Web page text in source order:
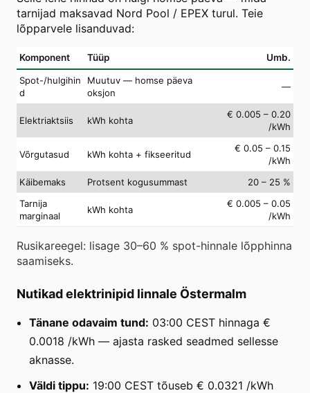
tarnijad maksavad Nord Pool / EPEX turul. Teie
lõpparvele lisanduvad:
Komponent Tüüp Umb.
Spot-/hulgihin
d
Muutuv — homse päeva
oksjon
—
Elektriaktsiis kWh kohta
€ 0.005 – 0.20
/kWh
Võrgutasud kWh kohta + fikseeritud
€ 0.05 – 0.15
/kWh
Käibemaks
Protsent kogusummast
20 – 25 %
Tarnija
marginaal
kWh kohta
€ 0.005 – 0.05
/kWh
Rusikareegel: lisage 30–60 % spot-hinnale lõpphinna
saamiseks.
Nutikad elektrinipid linnale Östermalm
Tänane odavaim tund: 03:00 CEST hinnaga €
0.0018 /kWh — ajasta rasked seadmed sellesse
aknasse.
Väldi tippu: 19:00 CEST tõuseb € 0.0321 /kWh